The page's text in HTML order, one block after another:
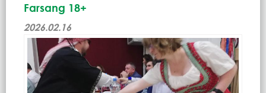
Farsang 18+
2026.02.16